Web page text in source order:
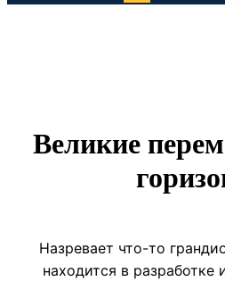
Великие
Назревает что-то
находится в разработке